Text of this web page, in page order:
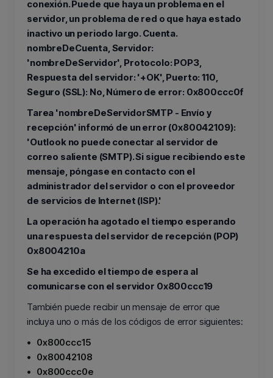
conexión. Puede que haya un problema en el
servidor, un problema de red o que haya estado
inactivo un periodo largo. Cuenta.
nombreDeCuenta, Servidor:
'nombreDeServidor', Protocolo: POP3,
Respuesta del servidor: '+OK', Puerto: 110,
Seguro (SSL): No, Número de error: 0x800ccc0f
Tarea 'nombreDeServidorSMTP - Envío y
recepción' informó de un error (0x80042109):
'Outlook no puede conectar al servidor de
correo saliente (SMTP). Si sigue recibiendo este
mensaje, póngase en contacto con el
administrador del servidor o con el proveedor
de servicios de Internet (ISP).'
La operación ha agotado el tiempo esperando
una respuesta del servidor de recepción (POP)
0x8004210a
Se ha excedido el tiempo de espera al
comunicarse con el servidor 0x800ccc19
También puede recibir un mensaje de error que
incluya uno o más de los códigos de error siguientes:
• 0x800ccc15
• 0x80042108
• 0x800ccc0e